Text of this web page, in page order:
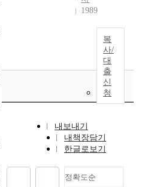
1989
복
사/
대
출
신
청
내보내기
내책장담기
한글로보기
정확도순